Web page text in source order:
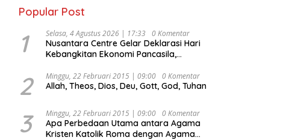
Popular Post
1 Selasa, 4 Agustus 2026 | 17:33 0 Komentar
Nusantara Centre Gelar Deklarasi Hari
Kebangkitan Ekonomi Pancasila,
Djojohadikusumo Anti Penjajahan
(Pergolakan Ekonomi Politik Indonesia) &
Undang Perekonomian Nasional dan
Kesejahteraan Sosial dalam Menata
Bangsa Menuju Indonesia Emas 2045”,
2 Minggu, 22 Februari 2015 | 09:00 0 Komentar
Allah, Theos, Dios, Deu, Gott, God, Tuhan
3 Minggu, 22 Februari 2015 | 09:00 0 Komentar
Apa Perbedaan Utama antara Agama
Kristen Katolik Roma dengan Agama